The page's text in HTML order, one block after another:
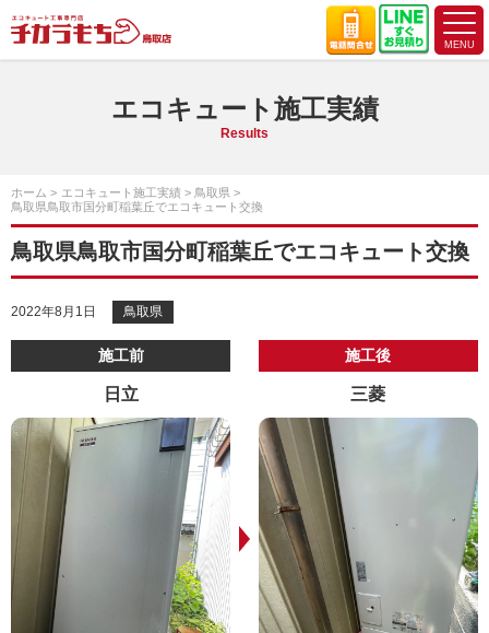
エコキュート施工実績
Results
ホーム エコキュート施工実績
鳥取県
鳥取県鳥取市国分町稲葉丘でエコキュート交換
鳥取県鳥取市国分町稲葉丘でエコキュート交換
2022年8月1日 鳥取県
施工前
日立
施工後
三菱